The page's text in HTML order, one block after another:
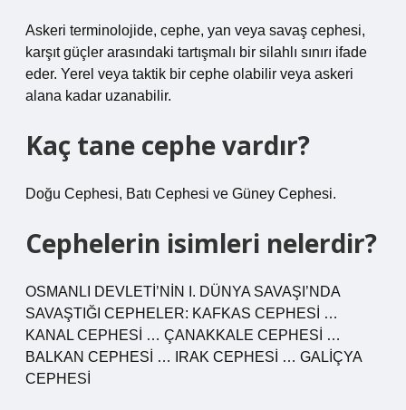
Askeri terminolojide, cephe, yan veya savaş cephesi,
karşıt güçler arasındaki tartışmalı bir silahlı sınırı ifade
eder. Yerel veya taktik bir cephe olabilir veya askeri
alana kadar uzanabilir.
Kaç tane cephe vardır?
Doğu Cephesi, Batı Cephesi ve Güney Cephesi.
Cephelerin isimleri nelerdir?
OSMANLI DEVLETİ’NİN I. DÜNYA SAVAŞI’NDA
SAVAŞTIĞI CEPHELER: KAFKAS CEPHESİ …
KANAL CEPHESİ … ÇANAKKALE CEPHESİ …
BALKAN CEPHESİ … IRAK CEPHESİ … GALİÇYA
CEPHESİ